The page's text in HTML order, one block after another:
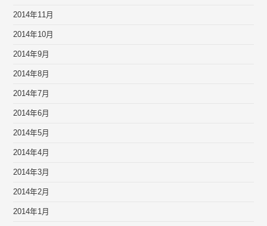
2014年11月
2014年10月
2014年9月
2014年8月
2014年7月
2014年6月
2014年5月
2014年4月
2014年3月
2014年2月
2014年1月